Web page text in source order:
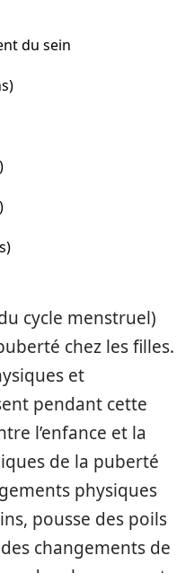
du sein
cycle menstruel)
chez les filles.
et
pendant cette
l’enfance et la
de la puberté
physiques
pousse des poils
changements de